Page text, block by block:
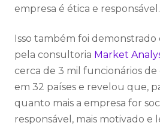
empresa é ética e responsável.
Isso também foi demonstrado
pela consultoria Market
cerca de 3 mil funcionários de
em 32 países e revelou que,
quanto mais a empresa for
responsável, mais motivado e